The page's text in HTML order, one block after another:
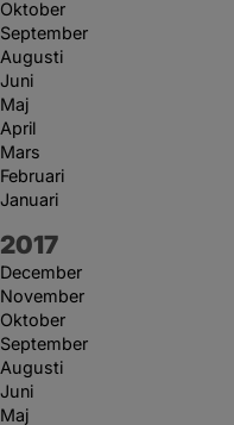
Oktober
September
Augusti
Juni
Maj
April
Mars
Februari
Januari
År:
2017
December
November
Oktober
September
Augusti
Juni
Maj